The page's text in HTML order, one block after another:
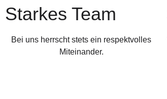
Starkes Team
Bei uns herrscht stets ein respektvolles
Miteinander.